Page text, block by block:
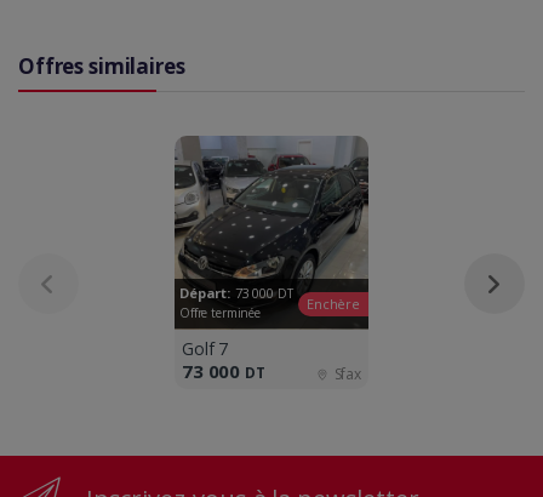
Offres similaires
Départ: 73 000DT
Offre terminée
Enchère
Golf 7
73 000 DT Sfax